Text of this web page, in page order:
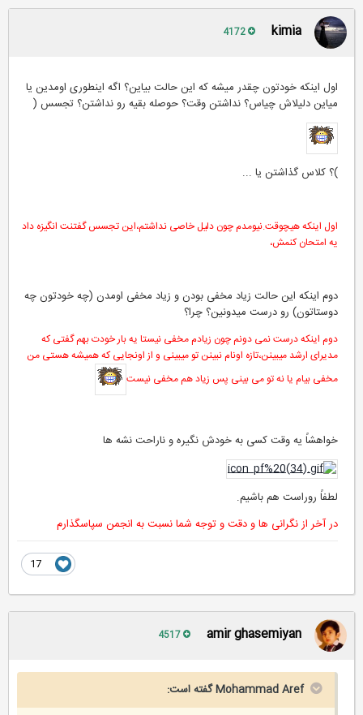
kimia
اول اینکه خودتون چقدر میشه که این حالت بیاین؟ اگه اینطوری اومدین یا
میاین دلیلاش چیاس؟ نداشتن وقت؟ حوصله بقیه رو نداشتن؟ تجسس (
)؟ کلاس گذاشتن یا ...
اول اینکه هیچوقت.نیومدم چون دلیل خاصی نداشتم،این تجسس گفتنت انگیزه داد
یه امتحان کنمش،
دوم اینکه این حالت زیاد مخفی بودن و زیاد مخفی اومدن (چه خودتون چه
دوستاتون) رو درست میدونین؟ چرا؟
دوم اینکه درست نمی دونم چون زیادم مخفی نیستا یه بار خودت بهم گفتی که
مدیرای ارشد میبینن،تازه اونام نبینن تو میبینی و از اونجایی که همیشه هستی من
مخفی بیام یا نه تو می بینی پس زیاد هم مخفی نیست
خواهشاً یه وقت کسی به خودش نگیره و ناراحت نشه ها
لطفاً روراست هم باشیم.
در آخر از نگرانی ها و دقت و توجه شما نسبت به انجمن سپاسگذارم
amir ghasemiyan
Mohammad Aref گفته است: